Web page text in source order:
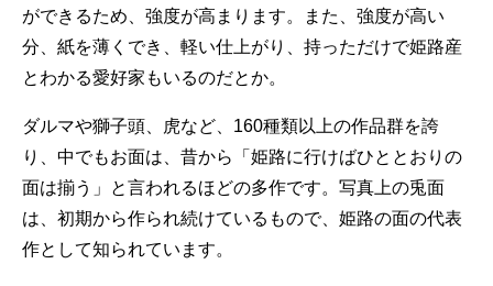
ができるため、強度が高まります。また、強度が高い
分、紙を薄くでき、軽い仕上がり、持っただけで姫路産
とわかる愛好家もいるのだとか。
ダルマや獅子頭、虎など、160種類以上の作品群を誇
り、中でもお面は、昔から「姫路に行けばひととおりの
面は揃う」と言われるほどの多作です。写真上の兎面
は、初期から作られ続けているもので、姫路の面の代表
作として知られています。